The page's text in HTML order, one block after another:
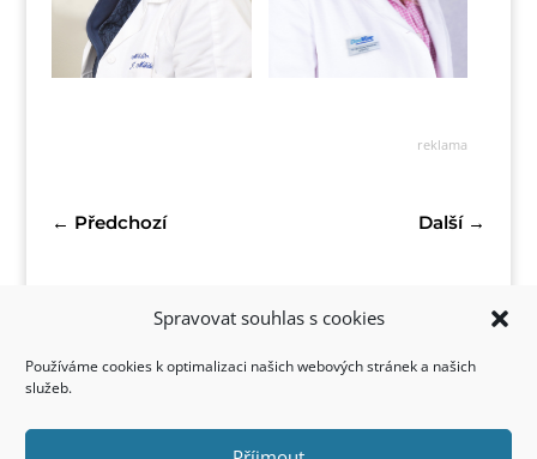
Spravovat souhlas s cookies
Používáme cookies k optimalizaci našich webových stránek a našich
služeb.
reklama
← Předchozí Další→